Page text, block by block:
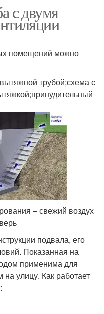
с двумя
помещений можно
трубой;схема с
– свежий воздух
подвала, его
Показанная на
применима для
улицу. Как работает